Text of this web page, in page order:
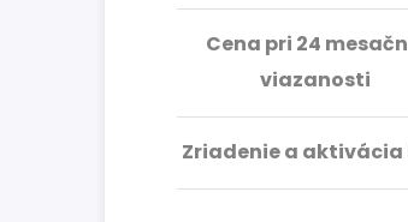
Cena pri 24
viazanosti
Zriadenie a aktivácia